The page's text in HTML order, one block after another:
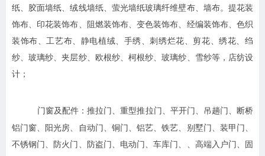
纸、胶面墙纸、绒线墙纸、萤光墙纸玻璃纤维壁布、墙布。提花装
饰布、印花装饰布、阻燃装饰布、变色装饰布、经编装饰布、色织
装饰布、工艺布、静电植绒、手绣、刺绣烂花、剪花、绣花、绉
纱、玻璃纱、夹层纱、欧根纱、柯根纱、玻璃纱、雪纱等，店纺设
计；
门窗及配件：推拉门、重型推拉门、平开门、吊趟门、断桥
铝门窗、阳光房、自动门、铜门、铝艺、铁艺、别墅门、装甲门、
不锈钢门、防火门、防盗门、 电动门、车库门、、 高端入户门、
固